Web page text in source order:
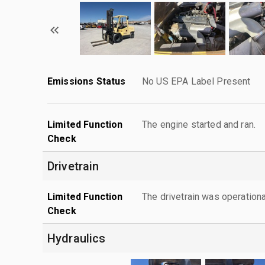
Emissions Status No US EPA Label Present
Limited Function
Check
The engine started and ran.
Drivetrain
Limited Function
Check
The drivetrain was
Hydraulics